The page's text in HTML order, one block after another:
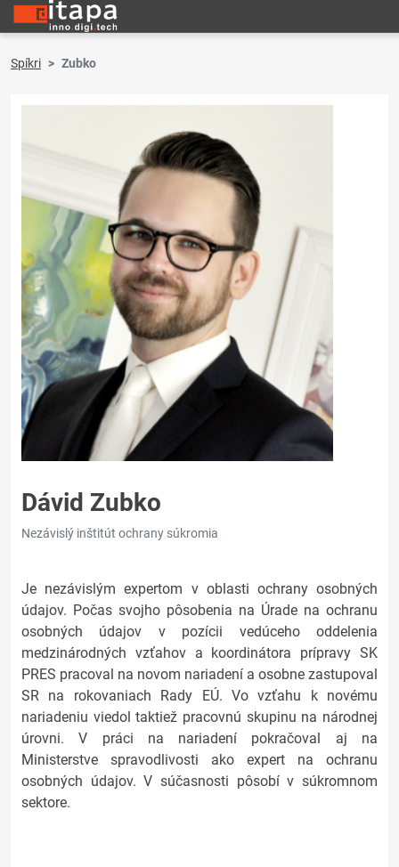
Spíkri Zubko
Dávid Zubko
Nezávislý inštitút ochrany súkromia
Je nezávislým expertom v oblasti ochrany osobných
údajov. Počas svojho pôsobenia na Úrade na ochranu
osobných údajov v pozícii vedúceho oddelenia
medzinárodných vzťahov a koordinátora prípravy SK
PRES pracoval na novom nariadení a osobne zastupoval
SR na rokovaniach Rady EÚ. Vo vzťahu k novému
nariadeniu viedol taktiež pracovnú skupinu na národnej
úrovni. V práci na nariadení pokračoval aj na
Ministerstve spravodlivosti ako expert na ochranu
osobných údajov. V súčasnosti pôsobí v súkromnom
sektore.